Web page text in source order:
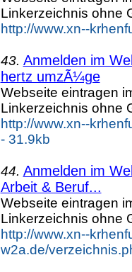
Linkerzeichnis ohne
http://www.xn--
43. Anmelden im
hertz umzÃ¼ge
Webseite eintragen
Linkerzeichnis ohne
http://www.xn--
- 31.9kb
44. Anmelden im
Arbeit & Beruf...
Webseite eintragen
Linkerzeichnis ohne
http://www.xn--
w2a.de/